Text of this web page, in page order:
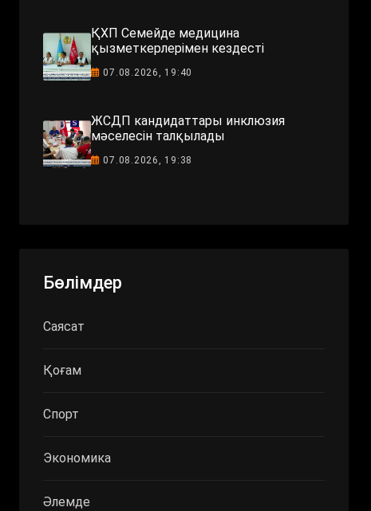
ҚХП Семейде медицина
қызметкерлерімен кездесті
07.08.2026, 19:40
ЖСДП кандидаттары инклюзия
мәселесін талқылады
07.08.2026, 19:38
Бөлімдер
Саясат
Қоғам
Спорт
Экономика
Әлемде